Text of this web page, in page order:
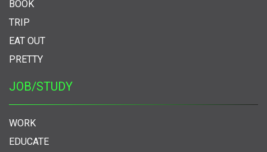
BOOK
TRIP
EAT OUT
PRETTY
JOB/STUDY
WORK
EDUCATE